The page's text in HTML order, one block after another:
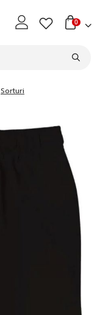
0
Sorturi